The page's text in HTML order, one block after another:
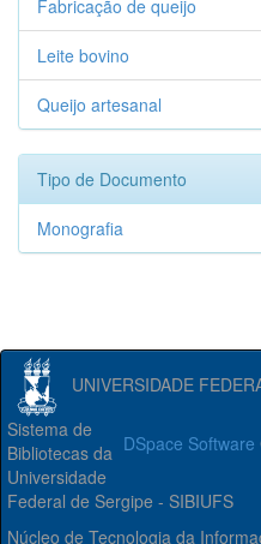
Fabricação de queijo
Leite bovino
Queijo artesanal
Tipo de Documento
Monografia
UNIVERSIDADE
DSpace Software
Sistema de
Bibliotecas da
Universidade
Federal de Sergipe - SIBIUFS
Núcleo de Tecnologia da